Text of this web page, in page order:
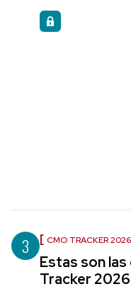
3 CMO TRACKER 2026
Estas son las
Tracker 2026